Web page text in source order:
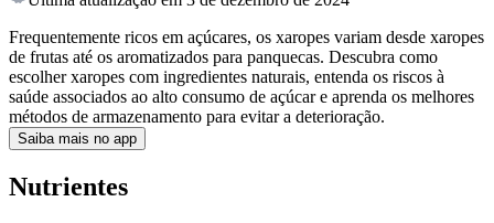
Frequentemente ricos em açúcares, os xaropes variam desde xaropes
de frutas até os aromatizados para panquecas. Descubra como
escolher xaropes com ingredientes naturais, entenda os riscos à
saúde associados ao alto consumo de açúcar e aprenda os melhores
métodos de armazenamento para evitar a deterioração.
Saiba mais no app
Nutrientes